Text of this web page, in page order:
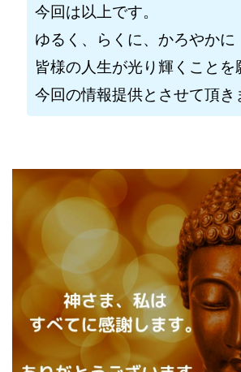
今回は以上です。
ゆるく、らくに、かろやかに
皆様の人生が光り輝くことを
今回の情報提供とさせて頂き
ライフデザイン出版合同会社
らく
リッチ ギャザリング
リッチ ルーラー
リライアンス(Reliance)
ロミオ・ロド
ワークスフランチャイジーオフィス
ワークホップ(Work Hop)
ワールドリ
ネオナビ
ネオライフPROJECT(プロジェクト)
ネットサーフィンをお金に換える
ネ
ハイブリッド・トレード・アカデミア
はじめての資産運用
ハピネスサロン
はるかコーチング
フィアナ
フ
マスターピース(MASTER PIECE)
フォ
フォリオJP(Folio)
ふくぎょうパラダ